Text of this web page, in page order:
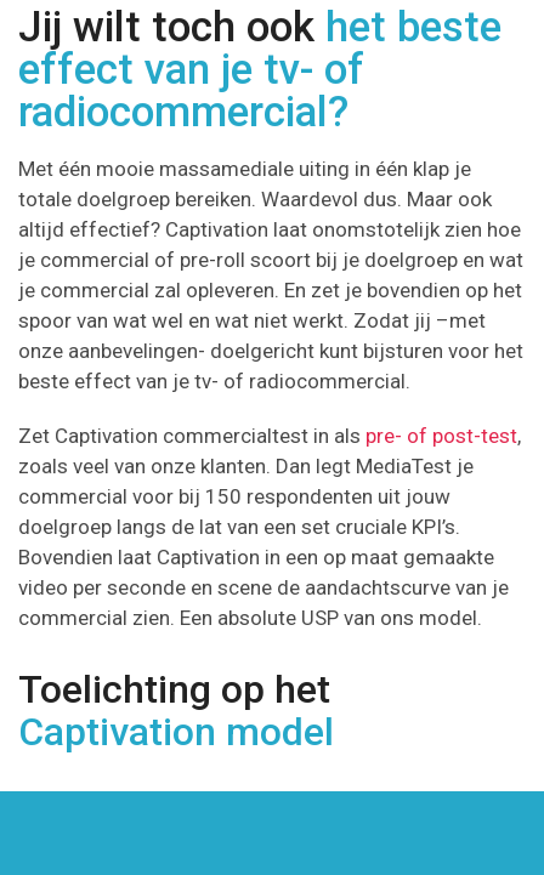
Jij wilt toch ook het beste
effect van je tv- of
radiocommercial?
Met één mooie massamediale uiting in één klap je
totale doelgroep bereiken. Waardevol dus. Maar ook
altijd effectief? Captivation laat onomstotelijk zien hoe
je commercial of pre-roll scoort bij je doelgroep en wat
je commercial zal opleveren. En zet je bovendien op het
spoor van wat wel en wat niet werkt. Zodat jij –met
onze aanbevelingen- doelgericht kunt bijsturen voor het
beste effect van je tv- of radiocommercial.
Zet Captivation commercialtest in als pre- of post-test,
zoals veel van onze klanten. Dan legt MediaTest je
commercial voor bij 150 respondenten uit jouw
doelgroep langs de lat van een set cruciale KPI’s.
Bovendien laat Captivation in een op maat gemaakte
video per seconde en scene de aandachtscurve van je
commercial zien. Een absolute USP van ons model.
Toelichting op het
Captivation model